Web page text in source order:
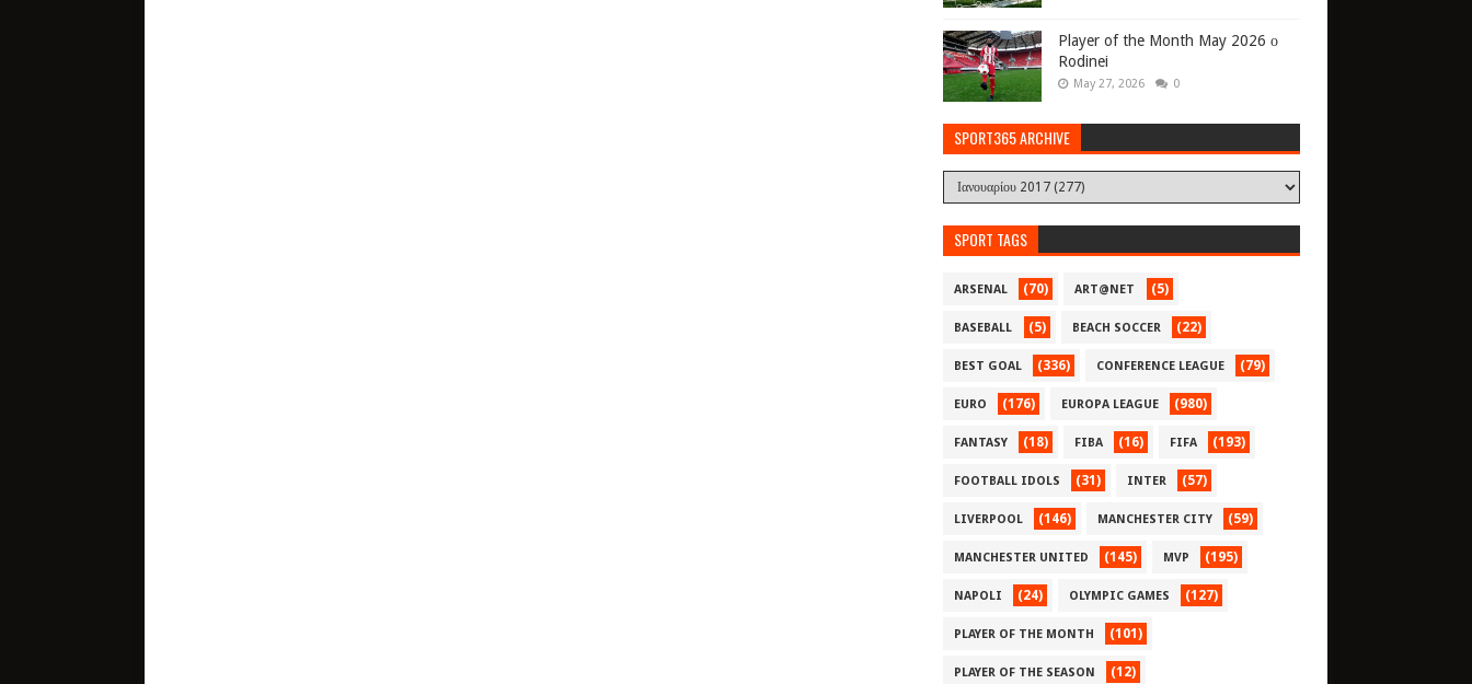
Player of the Month May 2026 ο
Rodinei
May 27, 2026 0
SPORT365 ARCHIVE
SPORT TAGS
ARSENAL (70) ART@NET (5)
BASEBALL (5) BEACH SOCCER (22)
BEST GOAL (336) CONFERENCE LEAGUE (79)
EURO (176) EUROPA LEAGUE (980)
FANTASY (18) FIBA (16) FIFA (193)
FOOTBALL IDOLS (31) INTER (57)
LIVERPOOL (146) MANCHESTER CITY (59)
MANCHESTER UNITED (145) MVP (195)
NAPOLI (24) OLYMPIC GAMES (127)
PLAYER OF THE MONTH (101)
PLAYER OF THE SEASON (12)